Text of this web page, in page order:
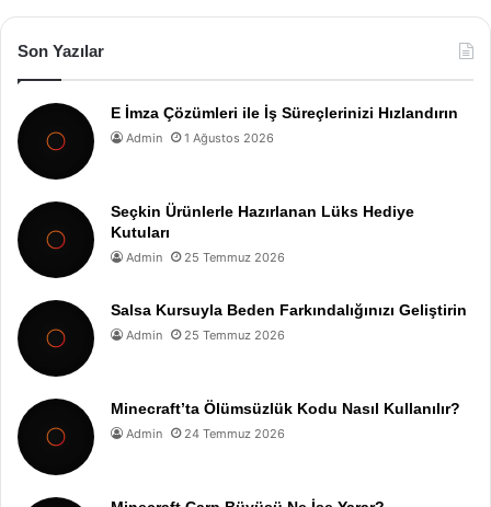
Son Yazılar
E İmza Çözümleri ile İş Süreçlerinizi Hızlandırın
Admin 1 Ağustos 2026
Seçkin Ürünlerle Hazırlanan Lüks Hediye
Kutuları
Admin 25 Temmuz 2026
Salsa Kursuyla Beden Farkındalığınızı Geliştirin
Admin 25 Temmuz 2026
Minecraft’ta Ölümsüzlük Kodu Nasıl Kullanılır?
Admin 24 Temmuz 2026